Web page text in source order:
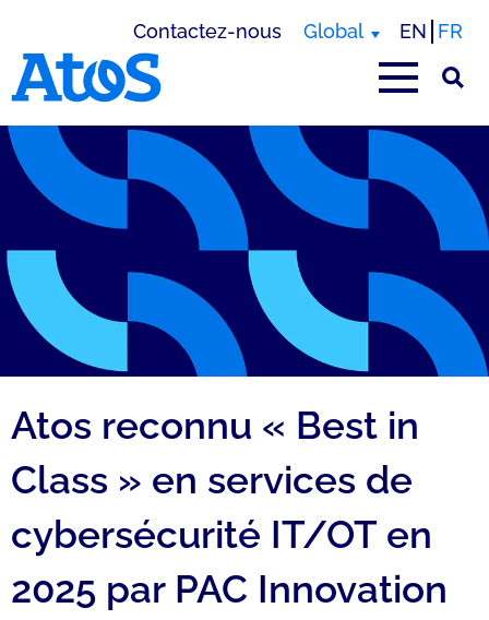
Contactez-nous Global EN FR
Atos reconnu « Best in
Class » en services de
cybersécurité IT/OT en
2025 par PAC Innovation